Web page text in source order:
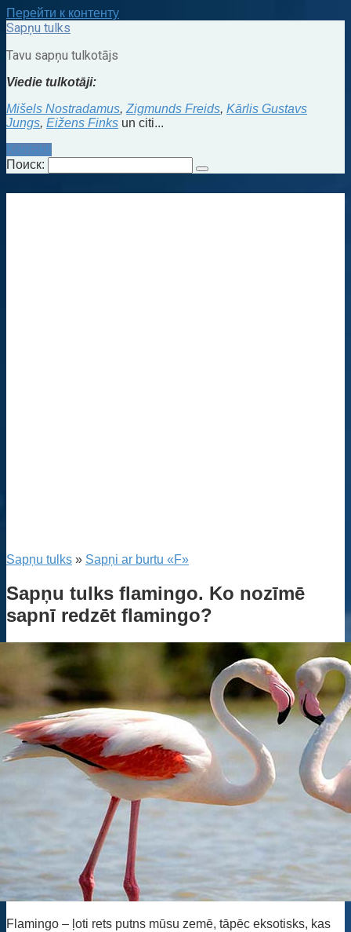
Перейти к контенту
Sapņu tulks
Tavu sapņu tulkotājs
Viedie tulkotāji:
Mišels Nostradamus, Zigmunds Freids, Kārlis Gustavs
Jungs, Eižens Finks un citi...
Kontakti
Поиск:
Sapņu tulks » Sapņi ar burtu «F»
Sapņu tulks flamingo. Ko nozīmē
sapnī redzēt flamingo?
Flamingo – ļoti rets putns mūsu zemē, tāpēc eksotisks, kas